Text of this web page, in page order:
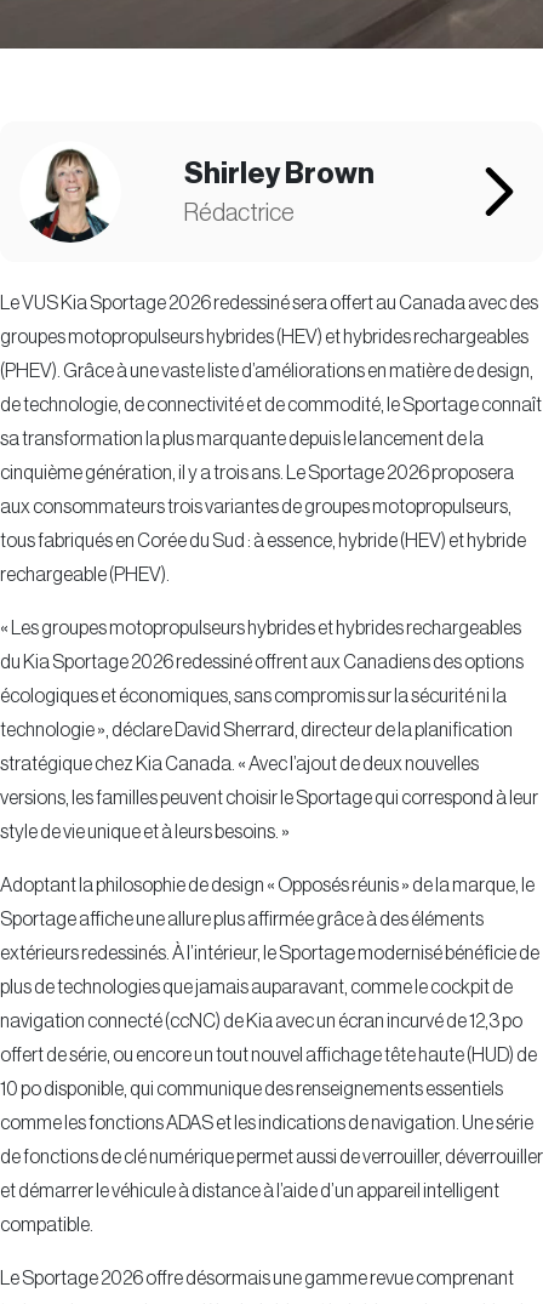
Shirley Brown
Rédactrice
Le VUS Kia Sportage 2026 redessiné sera offert au Canada avec des
groupes motopropulseurs hybrides (HEV) et hybrides rechargeables
(PHEV). Grâce à une vaste liste d’améliorations en matière de design,
de technologie, de connectivité et de commodité, le Sportage connaît
sa transformation la plus marquante depuis le lancement de la
cinquième génération, il y a trois ans. Le Sportage 2026 proposera
aux consommateurs trois variantes de groupes motopropulseurs,
tous fabriqués en Corée du Sud : à essence, hybride (HEV) et hybride
rechargeable (PHEV).
« Les groupes motopropulseurs hybrides et hybrides rechargeables
du Kia Sportage 2026 redessiné offrent aux Canadiens des options
écologiques et économiques, sans compromis sur la sécurité ni la
technologie », déclare David Sherrard, directeur de la planification
stratégique chez Kia Canada. « Avec l’ajout de deux nouvelles
versions, les familles peuvent choisir le Sportage qui correspond à leur
style de vie unique et à leurs besoins. »
Adoptant la philosophie de design « Opposés réunis » de la marque, le
Sportage affiche une allure plus affirmée grâce à des éléments
extérieurs redessinés. À l’intérieur, le Sportage modernisé bénéficie de
plus de technologies que jamais auparavant, comme le cockpit de
navigation connecté (ccNC) de Kia avec un écran incurvé de 12,3 po
offert de série, ou encore un tout nouvel affichage tête haute (HUD) de
10 po disponible, qui communique des renseignements essentiels
comme les fonctions ADAS et les indications de navigation. Une série
de fonctions de clé numérique permet aussi de verrouiller, déverrouiller
et démarrer le véhicule à distance à l’aide d’un appareil intelligent
compatible.
Le Sportage 2026 offre désormais une gamme revue comprenant